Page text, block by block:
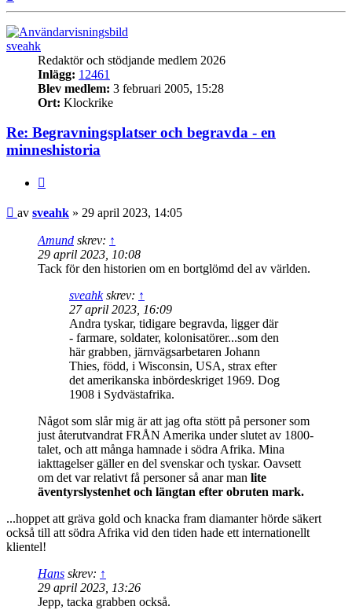
sveahk
Redaktör och stödjande medlem 2026
Inlägg: 12461
Blev medlem: 3 februari 2005, 15:28
Ort: Klockrike
Re: Begravningsplatser och begravda - en
minneshistoria
Inlägg
av sveahk » 29 april 2023, 14:05
Amund skrev: ↑
29 april 2023, 10:08
Tack för den historien om en bortglömd del av världen.
sveahkskrev: ↑
27 april 2023, 16:09
Andra tyskar, tidigare begravda, ligger där
- farmare, soldater, kolonisatörer...som den
här grabben, järnvägsarbetaren Johann
Thies, född, i Wisconsin, USA, strax efter
det amerikanska inbördeskriget 1969. Dog
1908 i Sydvästafrika.
Något som slår mig är att jag ofta stött på personer som
just återutvandrat FRÅN Amerika under slutet av 1800-
talet, och att många hamnade i södra Afrika. Mina
iakttagelser gäller en del svenskar och tyskar. Oavsett
om det var relativt få personer så anar man lite
äventyrslystenhet och längtan efter obruten mark.
...hoppet att gräva gold och knacka fram diamanter hörde säkert
också till att södra Afrika vid den tiden hade ett internationellt
klientel!
Hans skrev: ↑
29 april 2023, 13:26
Jepp, tacka grabben också.